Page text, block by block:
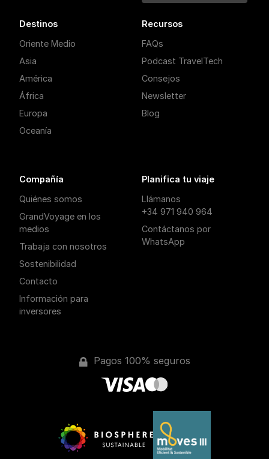
Destinos
Oriente Medio
Asia
América
África
Europa
Oceanía
Recursos
FAQs
Podcast TravelTech
Consejos
Newsletter
Blog
Compañía
Quiénes somos
GrandVoyage en los
medios
Trabaja con nosotros
Sostenibilidad
Contacto
Información para
inversores
Planifica tu viaje
Llámanos
+34 971 940 964
Contáctanos por
WhatsApp
Pagos 100% seguros